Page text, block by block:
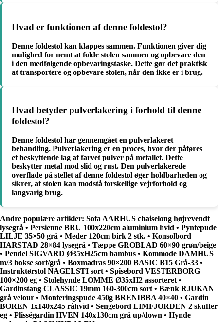
Hvad er funktionen af denne foldestol?
Denne foldestol kan klappes sammen. Funktionen giver dig
mulighed for nemt at folde stolen sammen og opbevare den
i den medfølgende opbevaringstaske. Dette gør det praktisk
at transportere og opbevare stolen, når den ikke er i brug.
Hvad betyder pulverlakering i forhold til denne
foldestol?
Denne foldestol har gennemgået en pulverlakeret
behandling. Pulverlakering er en proces, hvor der påføres
et beskyttende lag af farvet pulver på metallet. Dette
beskytter metal mod slid og rust. Den pulverlakerede
overflade på stellet af denne foldestol øger holdbarheden og
sikrer, at stolen kan modstå forskellige vejrforhold og
langvarig brug.
Andre populære artikler: Sofa AARHUS chaiselong højrevendt
lysegrå • Persienne BRU 100x220cm aluminium hvid • Pyntepude
LILJE 35×50 grå • Meder 120cm birk 2 stk. • Konsolbord
HARSTAD 28×84 lysegrå • Tæppe GROBLAD 60×90 grøn/beige
• Pendel SIGVARD Ø35xH25cm bambus • Kommode DAMHUS
m/3 bokse sort/grå • Boxmadras 90×200 BASIC B15 Grå-33 •
Instruktørstol NAGELSTI sort • Spisebord VESTERBORG
100×200 eg • Stolehynde LOMME Ø35xH2 assorteret •
Gardinstang CLASSIC 19mm 160-300cm sort • Bænk RJUKAN
grå velour • Monteringspude 450g BRENIBBA 40×40 • Gardin
BOREN 1x140x245 råhvid • Sengebord LIMFJORDEN 2 skuffer
eg • Plisségardin HVEN 140x130cm grå up/down • Hynde